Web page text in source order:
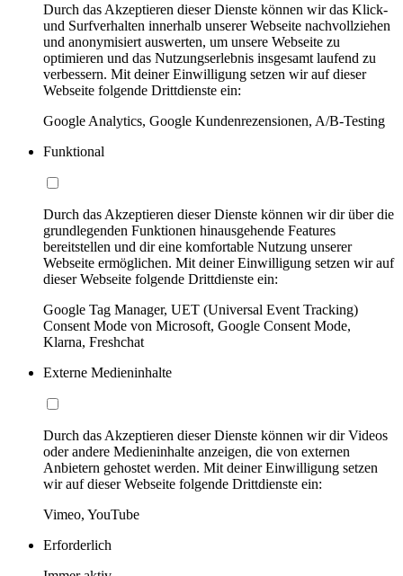
Durch das Akzeptieren dieser Dienste können wir das Klick-
und Surfverhalten innerhalb unserer Webseite nachvollziehen
und anonymisiert auswerten, um unsere Webseite zu
optimieren und das Nutzungserlebnis insgesamt laufend zu
verbessern. Mit deiner Einwilligung setzen wir auf dieser
Webseite folgende Drittdienste ein:
Google Analytics, Google Kundenrezensionen, A/B-Testing
Funktional
Durch das Akzeptieren dieser Dienste können wir dir über die
grundlegenden Funktionen hinausgehende Features
bereitstellen und dir eine komfortable Nutzung unserer
Webseite ermöglichen. Mit deiner Einwilligung setzen wir auf
dieser Webseite folgende Drittdienste ein:
Google Tag Manager, UET (Universal Event Tracking)
Consent Mode von Microsoft, Google Consent Mode,
Klarna, Freshchat
Externe Medieninhalte
Durch das Akzeptieren dieser Dienste können wir dir Videos
oder andere Medieninhalte anzeigen, die von externen
Anbietern gehostet werden. Mit deiner Einwilligung setzen
wir auf dieser Webseite folgende Drittdienste ein:
Vimeo, YouTube
Erforderlich